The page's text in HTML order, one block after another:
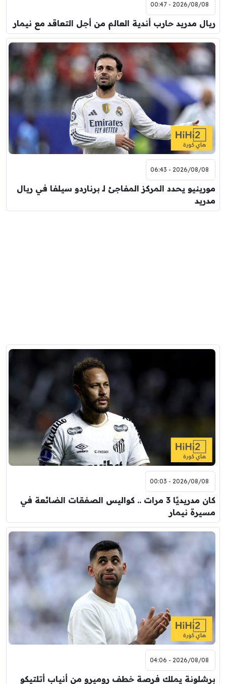
2026/08/08 - 00:47
ريال مدريد حارب أندية العالم من أجل التعاقد مع نيمار
2026/08/08 - 06:43
مورينيو يحدد المركز المفاجئ لـ برناردو سيلفا في ريال
مدريد
2026/08/08 - 00:03
كان مدريديًا 3 مرات .. كواليس الصفقات الضائعة في
مسيرة نيمار
2026/08/08 - 04:06
برشلونة يملك فرصة خطف روميرو من أنياب أتلتيكو